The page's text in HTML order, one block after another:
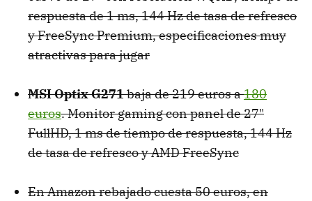
respuesta de 1 ms, 144 Hz de tasa de refresco
y FreeSync Premium, especificaciones muy
atractivas para jugar
MSI Optix G271baja de 219 euros a180
euros. Monitor gaming con panel de 27"
FullHD, 1 ms de tiempo de respuesta, 144 Hz
de tasa de refresco y AMD FreeSync
En Amazon rebajado cuesta 50 euros, en